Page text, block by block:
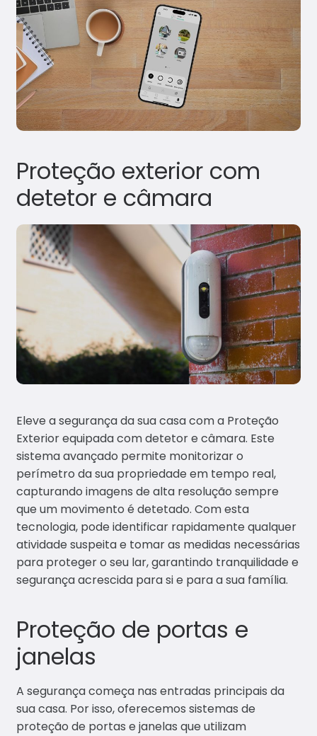
Proteção exterior com
detetor e câmara
Eleve a segurança da sua casa com a Proteção
Exterior equipada com detetor e câmara. Este
sistema avançado permite monitorizar o
perímetro da sua propriedade em tempo real,
capturando imagens de alta resolução sempre
que um movimento é detetado. Com esta
tecnologia, pode identificar rapidamente qualquer
atividade suspeita e tomar as medidas necessárias
para proteger o seu lar, garantindo tranquilidade e
segurança acrescida para si e para a sua família.
Proteção de portas e
janelas
A segurança começa nas entradas principais da
sua casa. Por isso, oferecemos sistemas de
proteção de portas e janelas que utilizam